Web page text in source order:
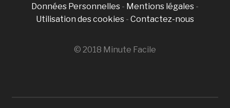
Données Personnelles - Mentions légales -
Utilisation des cookies - Contactez-nous
© 2018 Minute Facile